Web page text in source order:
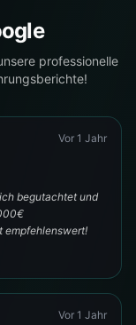
professionelle
Vor 1 Jahr
begutachtet und
empfehlenswert!
Vor 1 Jahr